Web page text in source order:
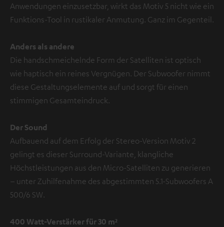
Anwendungen einzusetzbar, wirkt das Motiv 5 nicht wie ein
Funktions-Tool in rustikaler Anmutung. Ganz im Gegenteil.
Anders als andere
Die handschmeichelnde Form der Satelliten ist optisch
wie haptisch ein reines Vergnügen. Der Subwoofer nimmt
diese Gestaltungselemente auf und sorgt für einen
stimmigen Gesamteindruck.
Der Sound
Aufbauend auf dem Erfolg der Stereo-Version Motiv 2
gelingt es dieser Surround-Variante, klangliche
Höchstleistungen aus den Micro-Satelliten zu generieren
– unter Zuhilfenahme des abgestimmten 5.1-Subwoofers A
500/6 SW.
400 Watt-Verstärker für 30 m²